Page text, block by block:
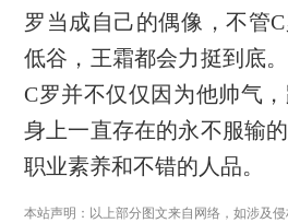
罗当成自己的偶像，不管
低谷，王霜都会力挺到底
C罗并不仅仅因为他帅气
身上一直存在的永不服输
职业素养和不错的人品。
本站声明：以上部分图文来自网络，如涉及